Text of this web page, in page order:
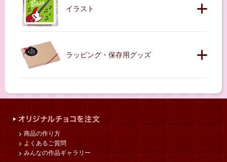
イラスト
ラッピング・保存用グッズ
商品の作り方
よくあるご質問
みんなの作品ギャラリー